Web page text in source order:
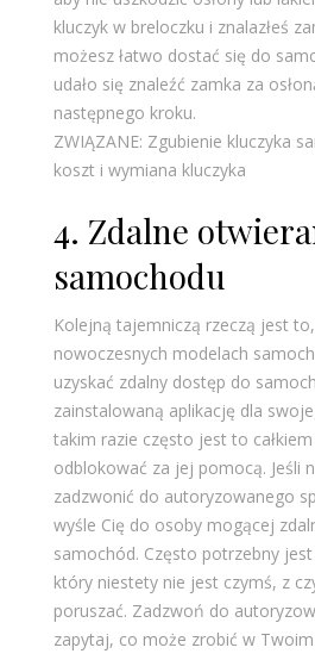
kluczyk w breloczku i znalazłeś
możesz łatwo dostać się do
udało się znaleźć zamka za
następnego kroku.
ZWIĄZANE: Zgubienie kluczyka
koszt i wymiana kluczyka
4. Zdalne
samochodu
Kolejną tajemniczą rzeczą jest
nowoczesnych modelach
uzyskać zdalny dostęp do
zainstalowaną aplikację dla
takim razie często jest to
odblokować za jej pomocą. Jeśli
zadzwonić do autoryzowanego
wyśle Cię do osoby mogącej
samochód. Często potrzebny
który niestety nie jest czymś, z
poruszać. Zadzwoń do
zapytaj, co może zrobić w